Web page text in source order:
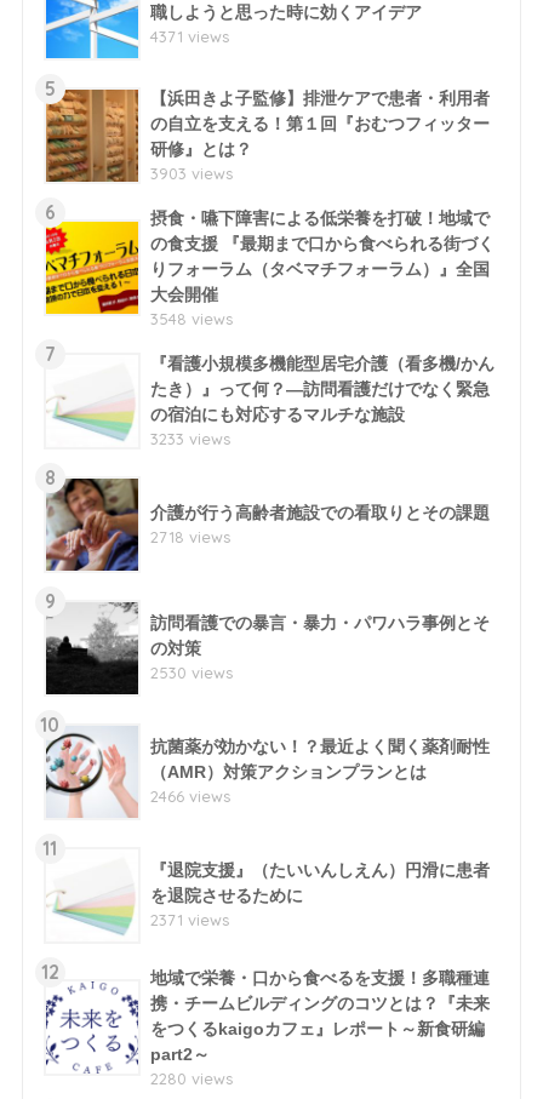
職しようと思った時に効くアイデア
4371 views
5
【浜田きよ子監修】排泄ケアで患者・利用者
の自立を支える！第１回『おむつフィッター
研修』とは？
3903 views
6
摂食・嚥下障害による低栄養を打破！地域で
の食支援 『最期まで口から食べられる街づく
りフォーラム（タベマチフォーラム）』全国
大会開催
3548 views
7
『看護小規模多機能型居宅介護（看多機/かん
たき）』って何？―訪問看護だけでなく緊急
の宿泊にも対応するマルチな施設
3233 views
8
介護が行う高齢者施設での看取りとその課題
2718 views
9
訪問看護での暴言・暴力・パワハラ事例とそ
の対策
2530 views
10
抗菌薬が効かない！？最近よく聞く薬剤耐性
（AMR）対策アクションプランとは
2466 views
11
『退院支援』（たいいんしえん）円滑に患者
を退院させるために
2371 views
12
地域で栄養・口から食べるを支援！多職種連
携・チームビルディングのコツとは？『未来
をつくるkaigoカフェ』レポート～新食研編
part2～
2280 views